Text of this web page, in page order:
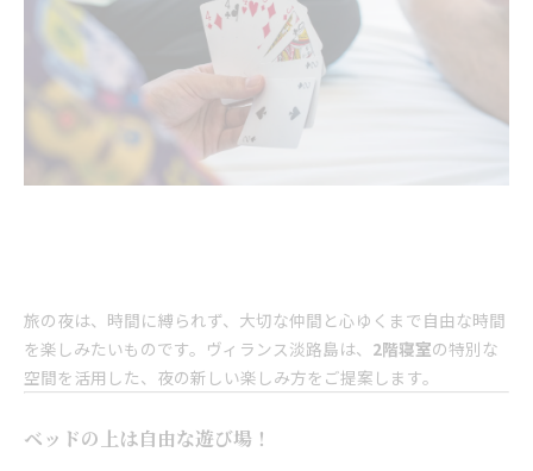
旅の夜は、時間に縛られず、大切な仲間と心ゆくまで自由な時間
を楽しみたいものです。ヴィランス淡路島は、 2階寝室の特別な
空間を活用した、夜の新しい楽しみ方をご提案します。
ベッドの上は自由な遊び場！